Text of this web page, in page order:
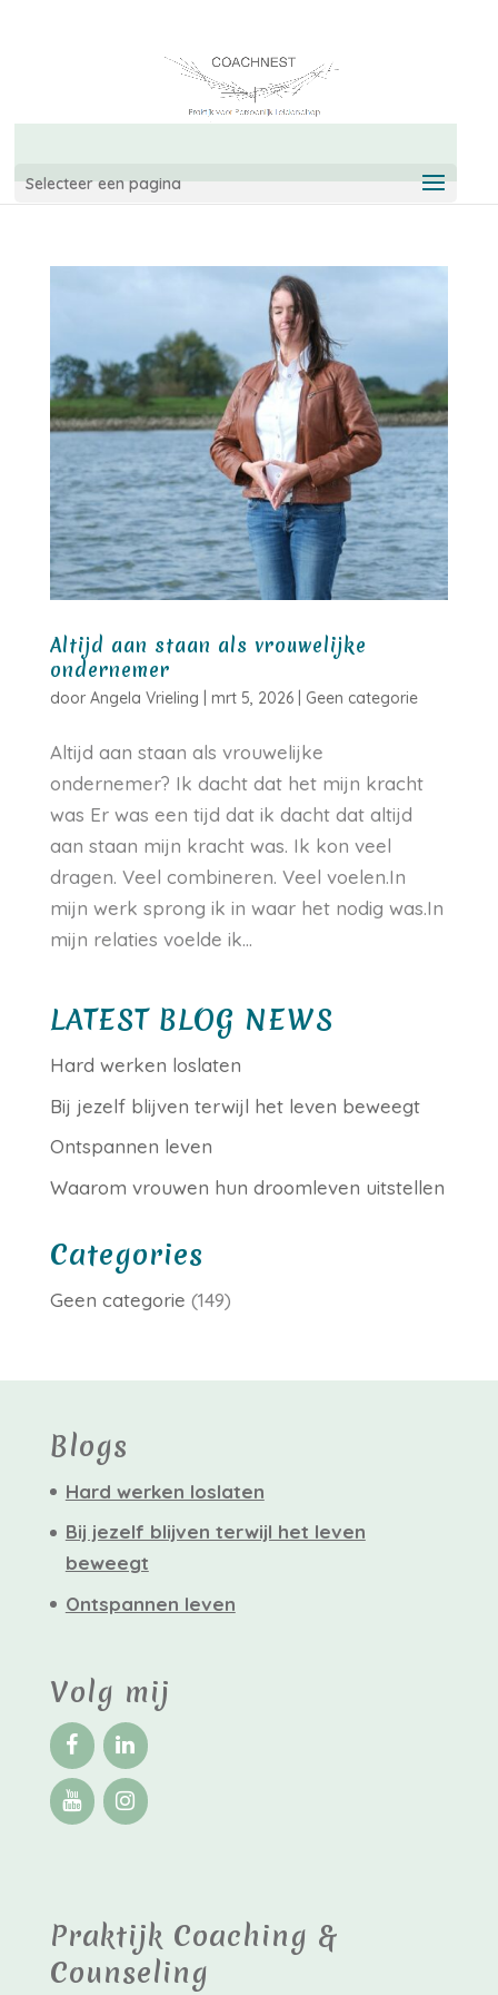
Selecteer een pagina
Altijd aan staan als vrouwelijke
ondernemer
door Angela Vrieling mrt 5, 2026| Geen categorie
Altijd aan staan als vrouwelijke
ondernemer? Ik dacht dat het mijn kracht
was Er was een tijd dat ik dacht dat altijd
aan staan mijn kracht was. Ik kon veel
dragen. Veel combineren. Veel voelen.In
mijn werk sprong ik in waar het nodig was.In
mijn relaties voelde ik...
LATEST BLOG NEWS
Hard werken loslaten
Bij jezelf blijven terwijl het leven beweegt
Ontspannen leven
Waarom vrouwen hun droomleven uitstellen
Categories
Geen categorie (149)
Blogs
Hard werken loslaten
Bij jezelf blijven terwijl het leven
beweegt
Ontspannen leven
Volg mij
Praktijk Coaching &
Counseling